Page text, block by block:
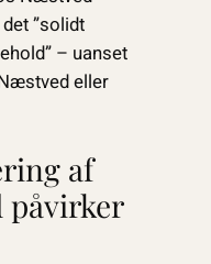
”solidt
– uanset
eller
af